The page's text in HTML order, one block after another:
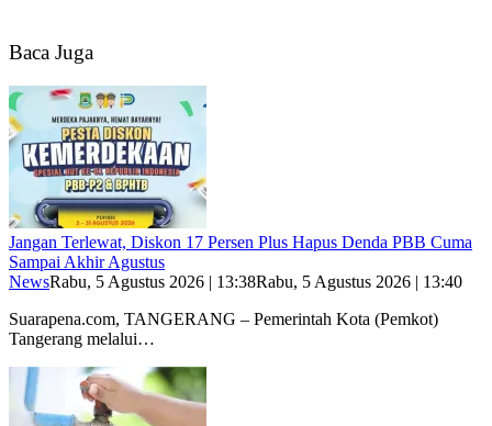
Baca Juga
Jangan Terlewat, Diskon 17 Persen Plus Hapus Denda PBB Cuma
Sampai Akhir Agustus
NewsRabu, 5 Agustus 2026 | 13:38Rabu, 5 Agustus 2026 | 13:40
Suarapena.com, TANGERANG – Pemerintah Kota (Pemkot)
Tangerang melalui…